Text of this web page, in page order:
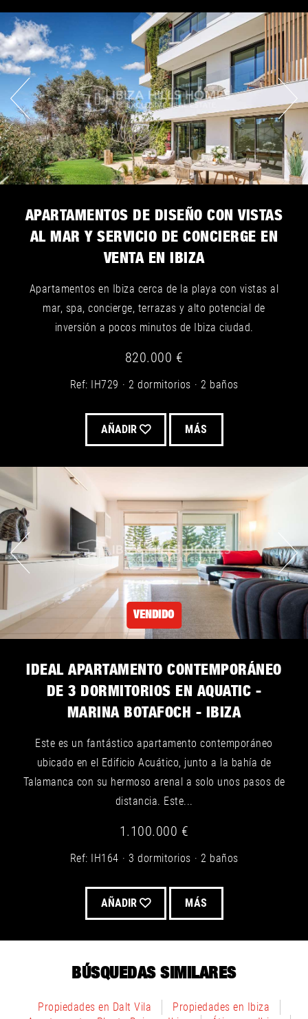
APARTAMENTOS DE DISEÑO CON VISTAS
AL MAR Y SERVICIO DE CONCIERGE EN
VENTA EN IBIZA
Apartamentos en Ibiza cerca de la playa con vistas al
mar, spa, concierge, terrazas y alto potencial de
inversión a pocos minutos de Ibiza ciudad.
820.000 €
Ref: IH729 2 dormitorios 2 baños
AÑADIR MÁS
VENDIDO
IDEAL APARTAMENTO CONTEMPORÁNEO
DE 3 DORMITORIOS EN AQUATIC -
MARINA BOTAFOCH - IBIZA
Este es un fantástico apartamento contemporáneo
ubicado en el Edificio Acuático, junto a la bahía de
Talamanca con su hermoso arenal a solo unos pasos de
distancia. Este...
1.100.000 €
Ref: IH164 3 dormitorios 2 baños
AÑADIR MÁS
BÚSQUEDAS SIMILARES
Propiedades en Dalt Vila
Propiedades en Ibiza